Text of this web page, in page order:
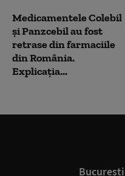
Medicamentele Colebil
și Panzcebil au fost
retrase din farmaciile
din România.
Explicația...
București